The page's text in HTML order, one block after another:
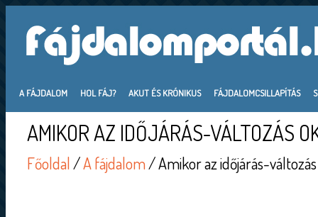
A FÁJDALOM HOL FÁJ? AKUT ÉS KRÓNIKUS FÁJDALOMCSILLAPÍTÁS
AMIKOR AZ IDŐJÁRÁS-VÁLTOZÁS
Főoldal/A fájdalom/ Amikor az időjárás-